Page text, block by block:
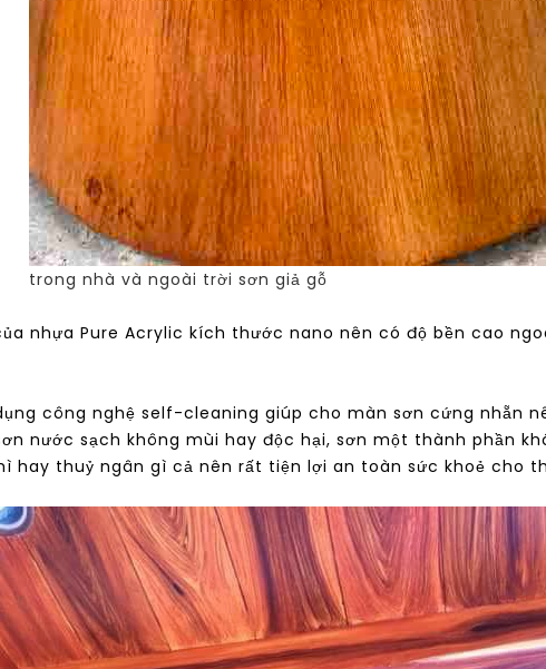
trong nhà và ngoài trời sơn giả gỗ
nhựa Pure Acrylic kích thước nano nên có độ bền cao
công nghệ self-cleaning giúp cho màn sơn cứng nhẵn
nước sạch không mùi hay độc hại, sơn một thành phần
hay thuỷ ngân gì cả nên rất tiện lợi an toàn sức khoẻ cho